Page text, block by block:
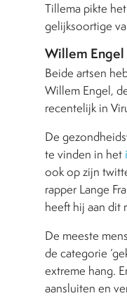
Tillema pikte
gelijksoortige
Willem Engel
Beide artsen
Willem Engel,
recentelijk in
De
te vinden in het
ook op zijn
rapper Lange
heeft hij aan dit
De meeste
de categorie
extreme hang.
aansluiten en